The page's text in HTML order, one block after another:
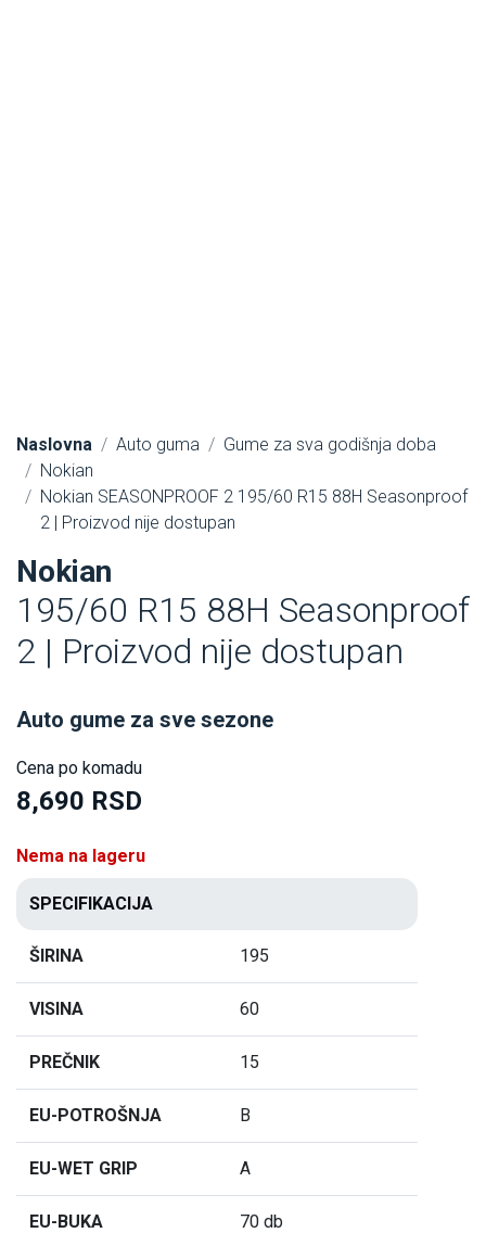
Naslovna Auto guma
Gume za sva godišnja doba
Nokian
Nokian SEASONPROOF 2 195/60 R15 88H Seasonproof
2 | Proizvod nije dostupan
Nokian
195/60 R15 88H Seasonproof
2 | Proizvod nije dostupan
Auto gume za sve sezone
Cena po komadu
8,690 RSD
Nema na lageru
SPECIFIKACIJA
ŠIRINA 195
VISINA 60
PREČNIK 15
EU-POTROŠNJA B
EU-WET GRIP A
EU-BUKA 70 db